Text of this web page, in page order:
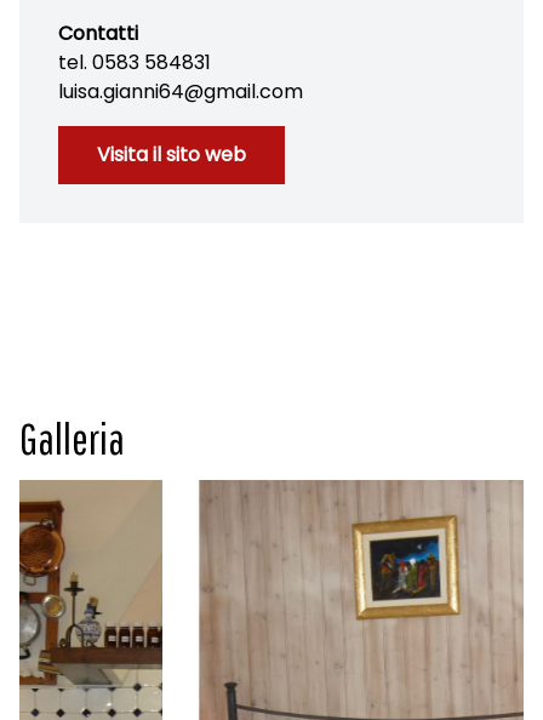
Contatti
tel. 0583 584831
luisa.gianni64@gmail.com
Visita il sito web
Galleria